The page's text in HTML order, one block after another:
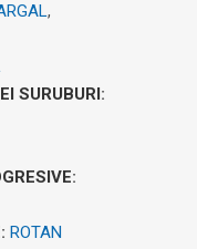
,
SURUBURI:
:
: ROTAN